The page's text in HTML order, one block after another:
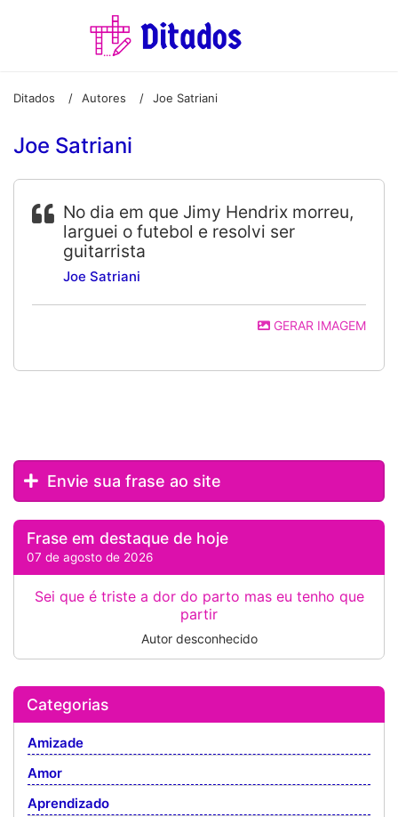
Ditados / Autores / Joe Satriani
Joe Satriani
No dia em que Jimy Hendrix morreu,
larguei o futebol e resolvi ser
guitarrista
Joe Satriani
GERAR IMAGEM
Envie sua frase ao site
Frase em destaque de hoje
07 de agosto de 2026
Sei que é triste a dor do parto mas eu tenho que
partir
Autor desconhecido
Categorias
Amizade
Amor
Aprendizado